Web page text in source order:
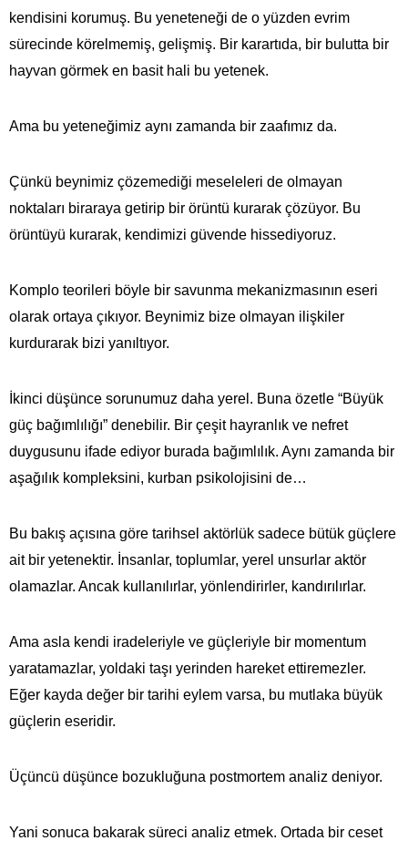
kendisini korumuş. Bu yeneteneği de o yüzden evrim
sürecinde körelmemiş, gelişmiş. Bir karartıda, bir bulutta bir
hayvan görmek en basit hali bu yetenek.
Ama bu yeteneğimiz aynı zamanda bir zaafımız da.
Çünkü beynimiz çözemediği meseleleri de olmayan
noktaları biraraya getirip bir örüntü kurarak çözüyor. Bu
örüntüyü kurarak, kendimizi güvende hissediyoruz.
Komplo teorileri böyle bir savunma mekanizmasının eseri
olarak ortaya çıkıyor. Beynimiz bize olmayan ilişkiler
kurdurarak bizi yanıltıyor.
İkinci düşünce sorunumuz daha yerel. Buna özetle “Büyük
güç bağımlılığı” denebilir. Bir çeşit hayranlık ve nefret
duygusunu ifade ediyor burada bağımlılık. Aynı zamanda bir
aşağılık kompleksini, kurban psikolojisini de…
Bu bakış açısına göre tarihsel aktörlük sadece bütük güçlere
ait bir yetenektir. İnsanlar, toplumlar, yerel unsurlar aktör
olamazlar. Ancak kullanılırlar, yönlendirirler, kandırılırlar.
Ama asla kendi iradeleriyle ve güçleriyle bir momentum
yaratamazlar, yoldaki taşı yerinden hareket ettiremezler.
Eğer kayda değer bir tarihi eylem varsa, bu mutlaka büyük
güçlerin eseridir.
Üçüncü düşünce bozukluğuna postmortem analiz deniyor.
Yani sonuca bakarak süreci analiz etmek. Ortada bir ceset